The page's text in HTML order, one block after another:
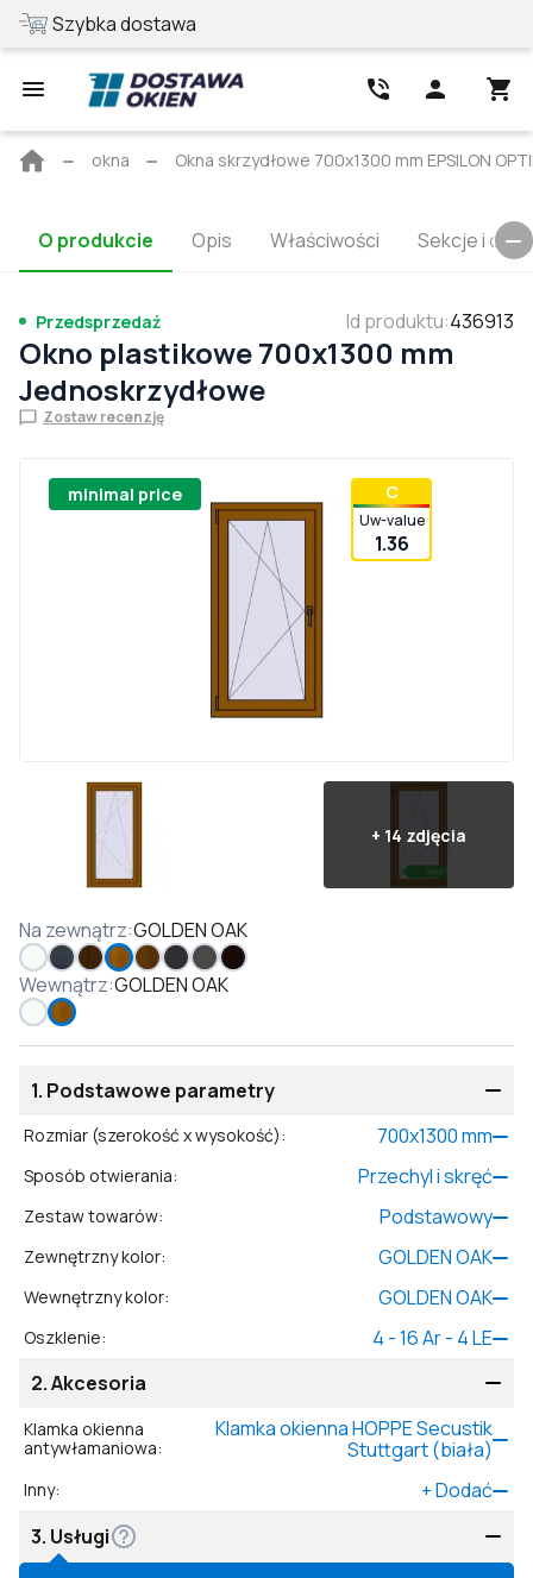
Szybka dostawa
Strona
okna Okna skrzydłowe 700x1300 mm EPSILON
O produkcie Opis Właściwości Sekcje i
Przedsprzedaż Id produktu:436913
Okno plastikowe 700x1300 mm
Jednoskrzydłowe
Zostaw recenzję
minimal price С
Uw-value
1.36
+ 14 zdjęcia
Na zewnątrz:GOLDEN OAK
Wewnątrz:GOLDEN OAK
1. Podstawowe parametry
Rozmiar (szerokość x wysokość): 700x1300mm
Sposób otwierania: Przechyl i skręć
Zestaw towarów: Podstawowy
Zewnętrzny kolor: GOLDEN OAK
Wewnętrzny kolor: GOLDEN OAK
Oszklenie:
4 - 16 Ar - 4 LE
2.Akcesoria
Klamka okienna
antywłamaniowa:
Klamka okienna HOPPE Secustik
Stuttgart (biała)
Inny: +Dodać
3. Usługi